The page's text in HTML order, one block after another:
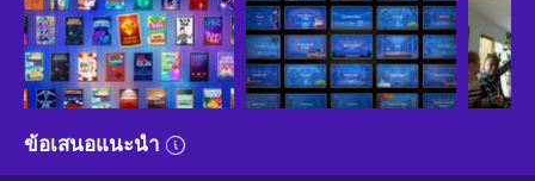
ข้อเสนอแนะนำ